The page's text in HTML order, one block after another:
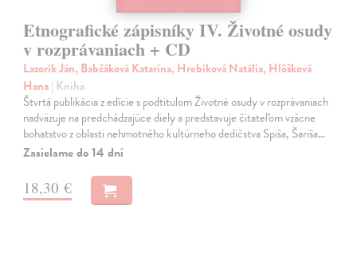
Etnografické zápisníky IV. Životné osudy
v rozprávaniach + CD
Lazorík Ján, Babčáková Katarína, Hrebíková Natália, Hlôšková
Hana| Kniha
Štvrtá publikácia z edície s podtitulom Životné osudy v rozprávaniach
nadväzuje na predchádzajúce diely a predstavuje čitateľom vzácne
bohatstvo z oblasti nehmotného kultúrneho dedičstva Spiša, Šariša…
Zasielame do 14 dní
18,30 €